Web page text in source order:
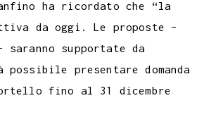
ha ricordato che “la
da oggi. Le proposte –
supportate da
possibile presentare domanda
fino al 31 dicembre